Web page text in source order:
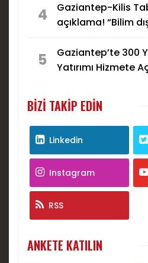
4
Gaziantep-Kilis
açıklama! “Bilim
5
Gaziantep’te 300
Yatırımı Hizmete
BIZI TAKIP EDIN
Linkedin
Instagram
RSS
ANKETE KATILIN